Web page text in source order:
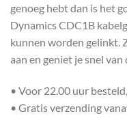
genoeg hebt dan is het
Dynamics CDC1B
kunnen worden gelinkt.
aan en geniet je snel van
• Voor 22.00 uur
• Gratis verzending